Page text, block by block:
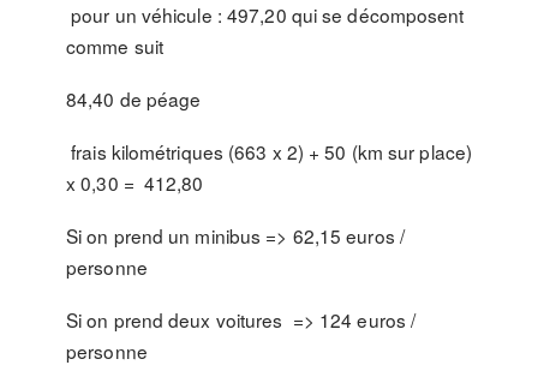
pour un véhicule : 497,20 qui se décomposent
comme suit
84,40 de péage
frais kilométriques (663 x 2) + 50 (km sur place)
x 0,30 = 412,80
Si on prend un minibus => 62,15 euros /
personne
Si on prend deux voitures => 124 euros /
personne